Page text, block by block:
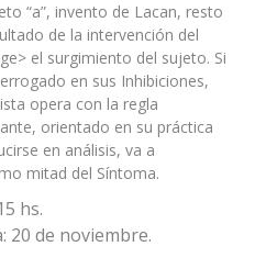
“a”, invento de Lacan, resto
de la intervención del
el surgimiento del sujeto. Si
en sus Inhibiciones,
opera con la regla
orientado en su práctica
en análisis, va a
mitad del Síntoma.
hs.
20 de noviembre.